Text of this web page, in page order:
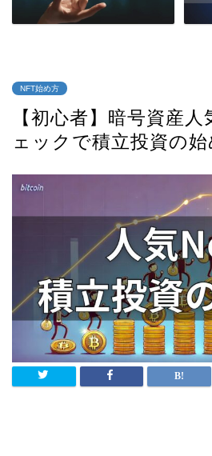
NFT始め方
【初心者】暗号資産
ェックで積立投資の始